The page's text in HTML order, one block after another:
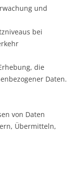
und
bei
die
Daten.
von Daten
Übermitteln,